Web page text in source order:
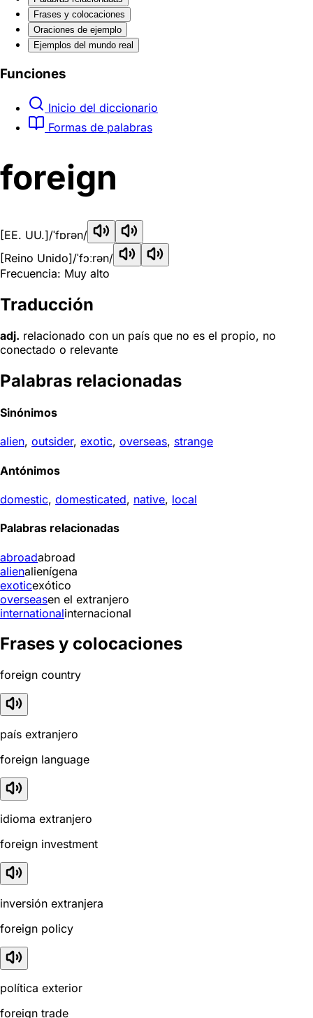
Frases y colocaciones
Oraciones de ejemplo
Ejemplos del mundo real
Funciones
Inicio del diccionario
Formas de palabras
foreign
[EE. UU.]/ˈfɒrən/
[Reino Unido]/ˈfɔːrən/
Frecuencia: Muy alto
Traducción
adj. relacionado con un país que no es el propio, no
conectado o relevante
Palabras relacionadas
Sinónimos
alien, outsider, exotic, overseas, strange
Antónimos
domestic, domesticated, native, local
Palabras relacionadas
abroadabroad
alienalienígena
exoticexótico
overseasen el extranjero
internationalinternacional
Frases y colocaciones
foreign country
país extranjero
foreign language
idioma extranjero
foreign investment
inversión extranjera
foreign policy
política exterior
foreign trade